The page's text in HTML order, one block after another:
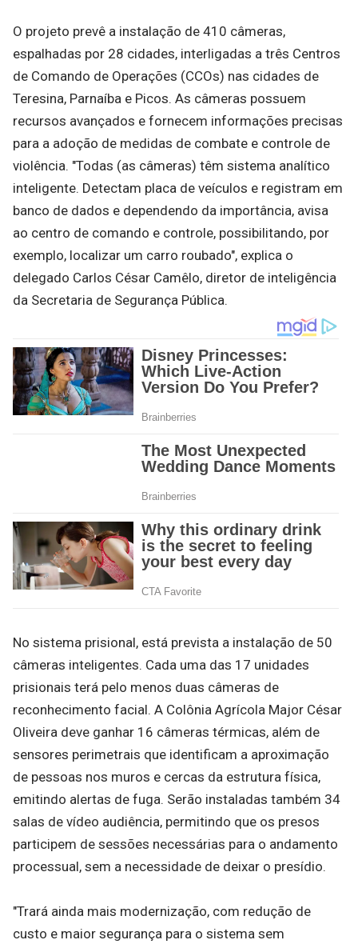
O projeto prevê a instalação de 410 câmeras,
espalhadas por 28 cidades, interligadas a três Centros
de Comando de Operações (CCOs) nas cidades de
Teresina, Parnaíba e Picos. As câmeras possuem
recursos avançados e fornecem informações precisas
para a adoção de medidas de combate e controle de
violência. "Todas (as câmeras) têm sistema analítico
inteligente. Detectam placa de veículos e registram em
banco de dados e dependendo da importância, avisa
ao centro de comando e controle, possibilitando, por
exemplo, localizar um carro roubado", explica o
delegado Carlos César Camêlo, diretor de inteligência
da Secretaria de Segurança Pública.
No sistema prisional, está prevista a instalação de 50
câmeras inteligentes. Cada uma das 17 unidades
prisionais terá pelo menos duas câmeras de
reconhecimento facial. A Colônia Agrícola Major César
Oliveira deve ganhar 16 câmeras térmicas, além de
sensores perimetrais que identificam a aproximação
de pessoas nos muros e cercas da estrutura física,
emitindo alertas de fuga. Serão instaladas também 34
salas de vídeo audiência, permitindo que os presos
participem de sessões necessárias para o andamento
processual, sem a necessidade de deixar o presídio.
"Trará ainda mais modernização, com redução de
custo e maior segurança para o sistema sem